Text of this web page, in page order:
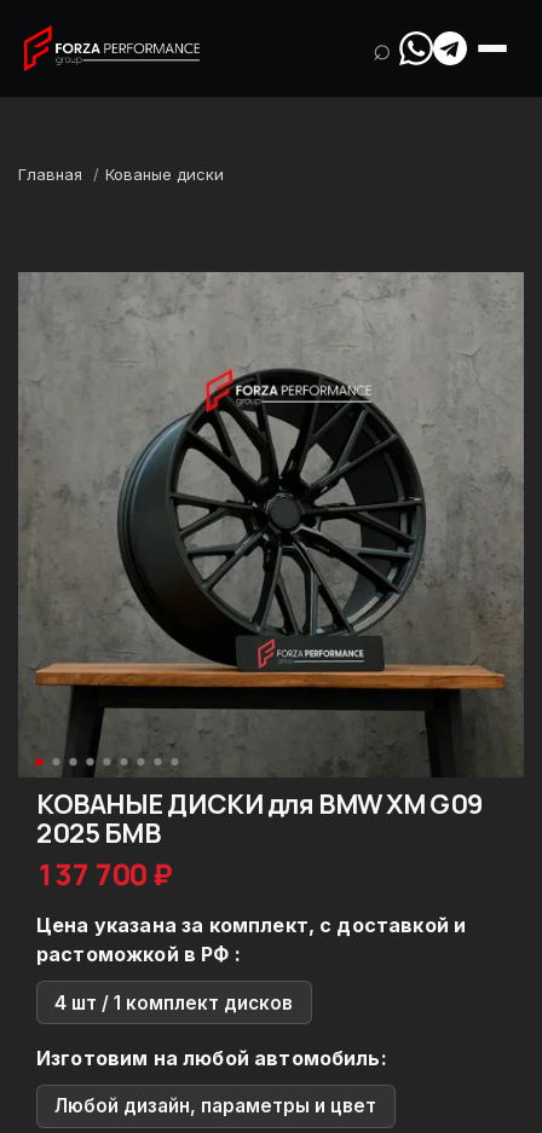
⌕
Главная Кованые диски
КОВАНЫЕ ДИСКИ для BMW XM G09
2025 БМВ
137 700 ₽
Цена указана за комплект, с доставкой и
растоможкой в РФ :
4 шт / 1 комплект дисков
Изготовим на любой автомобиль:
Любой дизайн, параметры и цвет